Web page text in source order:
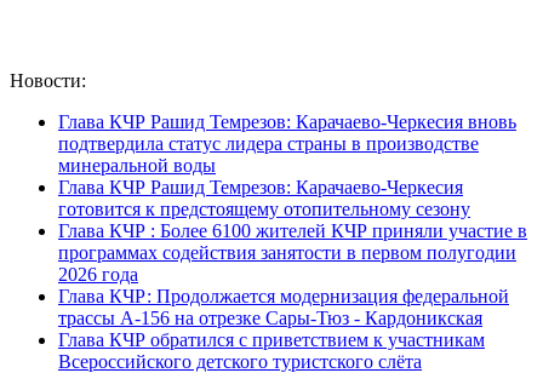
Новости:
Глава КЧР Рашид Темрезов: Карачаево-Черкесия вновь
подтвердила статус лидера страны в производстве
минеральной воды
Глава КЧР Рашид Темрезов: Карачаево-Черкесия
готовится к предстоящему отопительному сезону
Глава КЧР : Более 6100 жителей КЧР приняли участие в
программах содействия занятости в первом полугодии
2026 года
Глава КЧР: Продолжается модернизация федеральной
трассы А-156 на отрезке Сары-Тюз - Кардоникская
Глава КЧР обратился с приветствием к участникам
Всероссийского детского туристского слёта